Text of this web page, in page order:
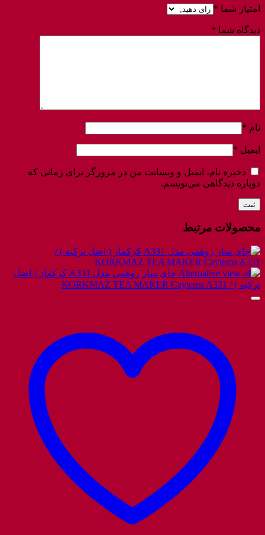
امتیاز شما *
دیدگاه شما *
نام *
ایمیل *
ذخیره نام، ایمیل و وبسایت من در مرورگر برای زمانی که
دوباره دیدگاهی می‌نویسم.
محصولات مرتبط